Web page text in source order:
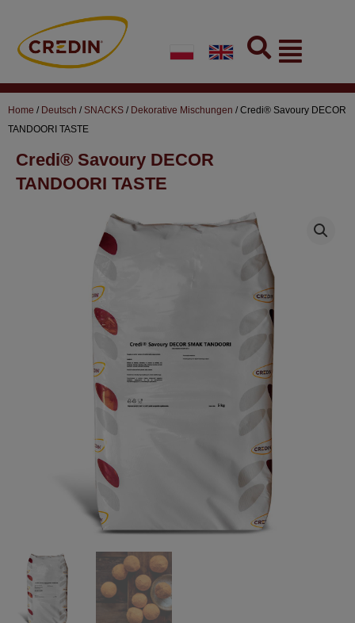
content
Flyout
Menu
Home / Deutsch / SNACKS / Dekorative Mischungen / Credi® Savoury DECOR
TANDOORI TASTE
Credi® Savoury DECOR
TANDOORI TASTE